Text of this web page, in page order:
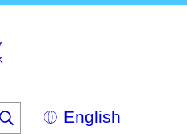
Select
your